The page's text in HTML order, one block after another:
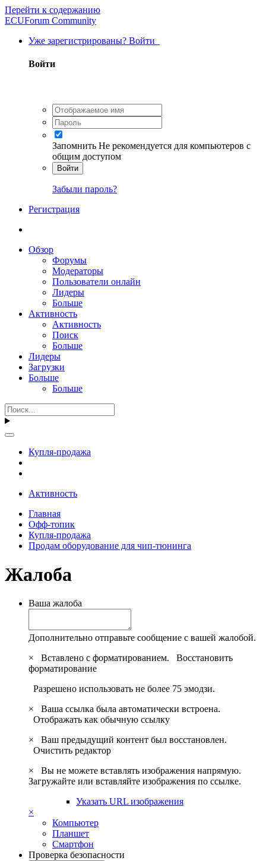
Перейти к содержанию
ECUForum Community
Уже зарегистрированы? Войти
Войти
Запомнить Не рекомендуется для компьютеров с
общим доступом
Войти
Забыли пароль?
Регистрация
Обзор
Форумы
Модераторы
Пользователи онлайн
Лидеры
Больше
Активность
Активность
Поиск
Больше
Лидеры
Загрузки
Больше
Больше
Купля-продажа
Активность
Главная
Офф-топик
Купля-продажа
Продам оборудование для чип-тюнинга
Жалоба
Ваша жалоба
Дополнительно отправьте сообщение с вашей жалобой.
×
Вставлено с форматированием. Восстановить
форматирование
Разрешено использовать не более 75 эмодзи.
×
Ваша ссылка была автоматически встроена.
Отображать как обычную ссылку
×
Ваш предыдущий контент был восстановлен.
Очистить редактор
×
Вы не можете вставлять изображения напрямую.
Загружайте или вставляйте изображения по ссылке.
Указать URL изображения
×
Компьютер
Планшет
Смартфон
Проверка безопасности